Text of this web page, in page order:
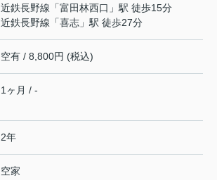
近鉄長野線 「富田林西口 」駅 徒歩15分
近鉄長野線 「喜志 」駅 徒歩27分
空有 / 8,800円 (税込)
1ヶ月 / -
2年
空家